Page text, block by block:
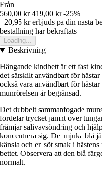
Från
560,00 kr 419,00 kr -25%
+20,95 krerbjuds pa din nasta
bestallning har bekraftats
Loading...
Beskrivning
Hängande kindbett är ett fast
det särskilt användbart för
också vara användbart för
munrörelsen är begränsad.
Det dubbelt sammanfogade
fördelar trycket jämnt över
främjar salivavsöndring och
koncentrera sig. Det mjuka blå
känsla och en söt smak i
bettet. Observera att den blå
normalt.